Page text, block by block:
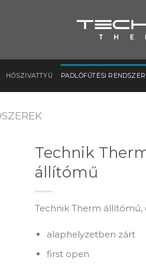
HŐSZIVATTYÚ PADLÓFŰTÉSI
Technik
állítómű
Technik Therm állítómű,
alaphelyzetben zárt
first open